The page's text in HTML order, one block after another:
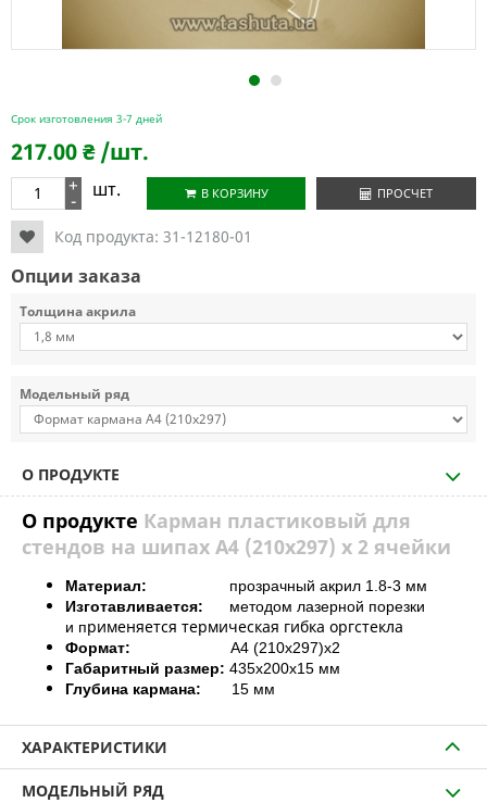
1 2
Срок изготовления 3-7 дней
217.00₴ /шт.
+
- шт. В КОРЗИНУ ПРОСЧЕТ
Код продукта: 31-12180-01
Опции заказа
Толщина акрила
Модельный ряд
О ПРОДУКТЕ
О продукте Карман пластиковый для
стендов на шипах А4 (210х297) х 2 ячейки
Материал: прозрачный акрил 1.8-3 мм
Изготавливается: методом лазерной порезки
и применяется термическая гибка оргстекла
Формат: А4 (210х297)х2
Габаритный размер: 435х200х15 мм
Глубина кармана: 15 мм
ХАРАКТЕРИСТИКИ
МОДЕЛЬНЫЙ РЯД